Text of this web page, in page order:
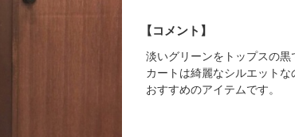
【コメント】
淡いグリーンをトップスの黒
カートは綺麗なシルエットな
おすすめのアイテムです。